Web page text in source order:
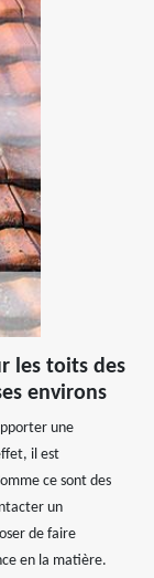
les toits des
environs
une
il est
ce sont des
un
de faire
en la matière.